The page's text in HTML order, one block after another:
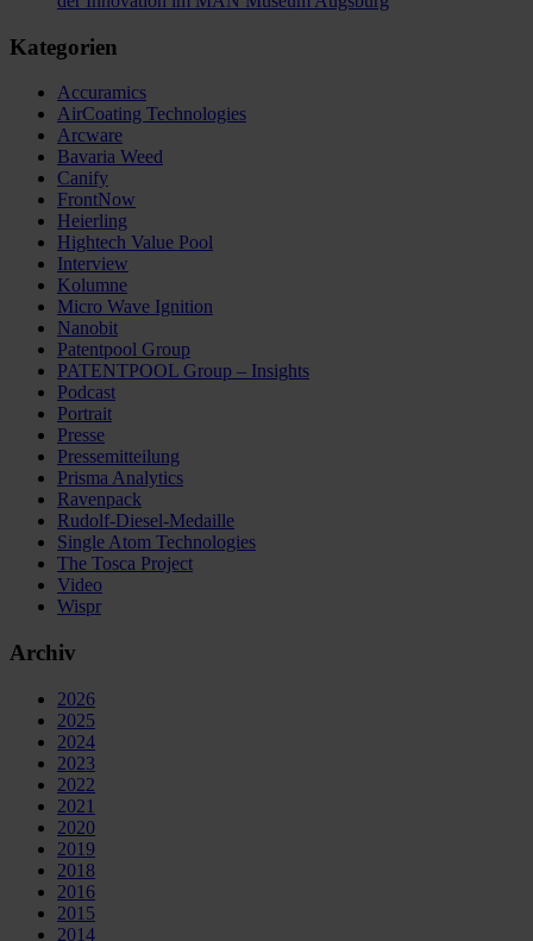
Kategorien
Accuramics
AirCoating Technologies
Arcware
Bavaria Weed
Canify
FrontNow
Heierling
Hightech Value Pool
Interview
Kolumne
Micro Wave Ignition
Nanobit
Patentpool Group
PATENTPOOL Group – Insights
Podcast
Portrait
Presse
Pressemitteilung
Prisma Analytics
Ravenpack
Rudolf-Diesel-Medaille
Single Atom Technologies
The Tosca Project
Video
Wispr
Archiv
2026
2025
2024
2023
2022
2021
2020
2019
2018
2016
2015
2014